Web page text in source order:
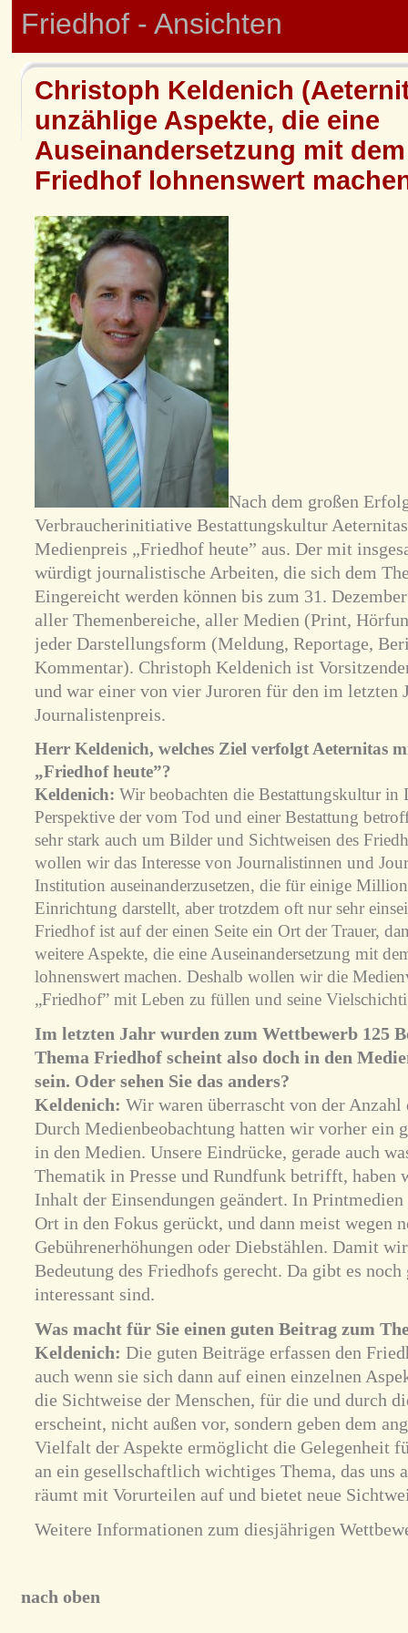
Friedhof - Ansichten
Christoph Keldenich
unzählige Aspekte, die eine
Auseinandersetzung mit
Friedhof lohnenswert
Nach dem großen
Verbraucherinitiative Bestattungskultur
Medienpreis „Friedhof heute” aus. Der mit
würdigt journalistische Arbeiten, die sich dem
Eingereicht werden können bis zum 31.
aller Themenbereiche, aller Medien (Print,
jeder Darstellungsform (Meldung, Reportage,
Kommentar). Christoph Keldenich ist
und war einer von vier Juroren für den im letzten
Journalistenpreis.
Herr Keldenich, welches Ziel verfolgt Aeternitas
„Friedhof heute”?
Keldenich: Wir beobachten die Bestattungskultur in
Perspektive der vom Tod und einer Bestattung
sehr stark auch um Bilder und Sichtweisen des
wollen wir das Interesse von Journalistinnen und
Institution auseinanderzusetzen, die für einige
Einrichtung darstellt, aber trotzdem oft nur sehr
Friedhof ist auf der einen Seite ein Ort der Trauer,
weitere Aspekte, die eine Auseinandersetzung mit
lohnenswert machen. Deshalb wollen wir die
„Friedhof” mit Leben zu füllen und seine
Im letzten Jahr wurden zum Wettbewerb 125
Thema Friedhof scheint also doch in den
sein. Oder sehen Sie das anders?
Keldenich: Wir waren überrascht von der
Durch Medienbeobachtung hatten wir vorher ein
in den Medien. Unsere Eindrücke, gerade auch
Thematik in Presse und Rundfunk betrifft, haben
Inhalt der Einsendungen geändert. In
Ort in den Fokus gerückt, und dann meist wegen
Gebührenerhöhungen oder Diebstählen. Damit
Bedeutung des Friedhofs gerecht. Da gibt es noch
interessant sind.
Was macht für Sie einen guten Beitrag zum
Keldenich: Die guten Beiträge erfassen den
auch wenn sie sich dann auf einen einzelnen
die Sichtweise der Menschen, für die und durch
erscheint, nicht außen vor, sondern geben dem
Vielfalt der Aspekte ermöglicht die Gelegenheit
an ein gesellschaftlich wichtiges Thema, das
räumt mit Vorurteilen auf und bietet neue
Weitere Informationen zum diesjährigen
nach oben